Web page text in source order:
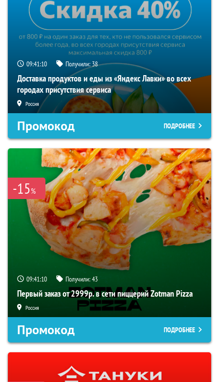
09:41:09 Получили:38
Доставка продуктов и еды из «Яндекс Лавки» во всех
городах присутствия сервиса
Россия
Промокод ПОДРОБНЕЕ
-15%
09:41:09 Получили:43
Первый заказ от 2999р. в сети пиццерий Zotman Pizza
Россия
Промокод ПОДРОБНЕЕ